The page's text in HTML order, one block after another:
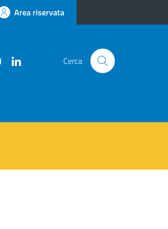
Area riservata
Cerca